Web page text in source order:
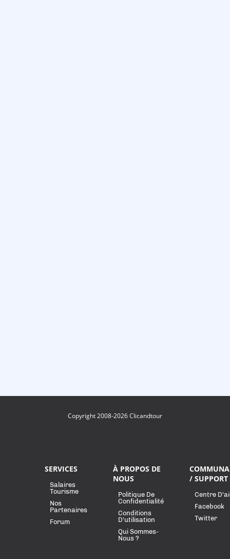
Copyright 2008-2026 Clicandtour
SERVICES
Salaires
Tourisme
Nos
Partenaires
Forum
À PROPOS DE
NOUS
Politique De
Confidentialité
Conditions
D'utilisation
Qui Sommes-
Nous ?
/ SUPPORT
Centre
Facebook
Twitter